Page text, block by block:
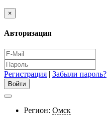
×
Авторизация
Регистрация | Забыли пароль?
Регион: Омск